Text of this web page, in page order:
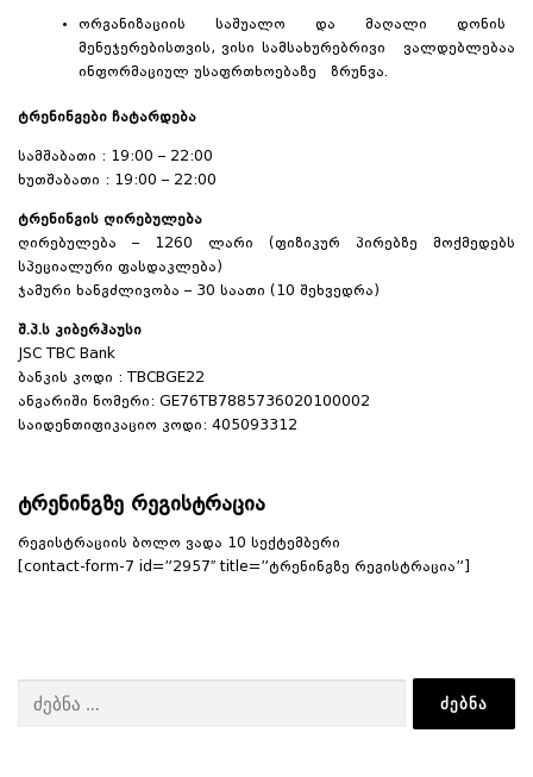
ორგანიზაციის საშუალო და მაღალი დონის
მენეჯერებისთვის, ვისი სამსახურებრივი ვალდებლებაა
ინფორმაციულ უსაფრთხოებაზე ზრუნვა.
ტრენინგები ჩატარდება
სამშაბათი : 19:00 – 22:00
ხუთშაბათი : 19:00 – 22:00
ტრენინგის ღირებულება
ღირებულება – 1260 ლარი (ფიზიკურ პირებზე მოქმედებს
სპეციალური ფასდაკლება)
ჯამური ხანგძლივობა – 30 საათი (10 შეხვედრა)
შ.პ.ს კიბერჰაუსი
JSC TBC Bank
ბანკის კოდი : TBCBGE22
ანგარიში ნომერი: GE76TB7885736020100002
საიდენთიფიკაციო კოდი: 405093312
ტრენინგზე რეგისტრაცია
რეგისტრაციის ბოლო ვადა 10 სექტემბერი
[contact-form-7 id=”2957″ title=”ტრენინგზე რეგისტრაცია”]